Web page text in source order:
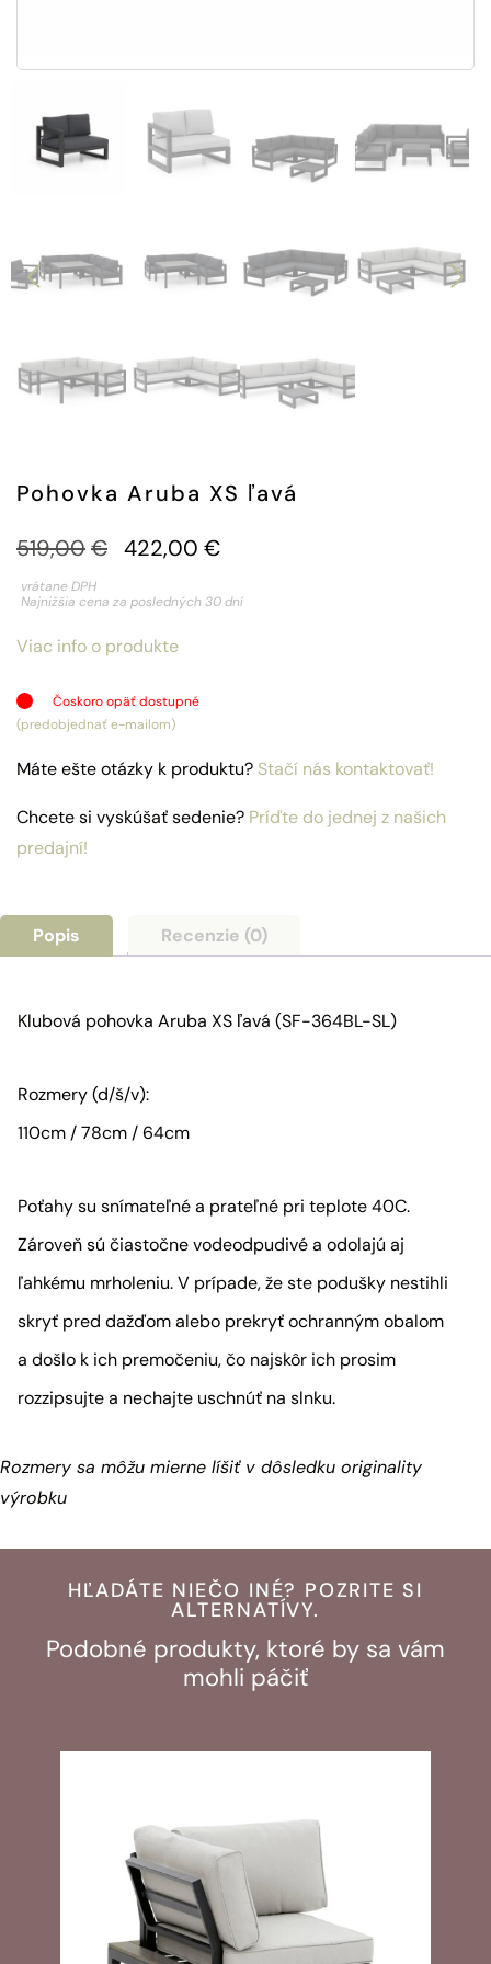
Pohovka Aruba XS ľavá
519,00€
Pôvodná
cena
422,00 €
Aktuálna
cena
422,00€.
vrátane DPH
Najnižšia cena za posledných 30 dní
Viac info o produkte
Čoskoro opäť dostupné
(predobjednať e-mailom)
Máte ešte otázky k produktu? Stačí nás kontaktovať!
Chcete si vyskúšať sedenie? Príďte do jednej z našich
predajní!
Popis Recenzie (0)
Klubová pohovka Aruba XS ľavá (SF-364BL-SL)
Rozmery (d/š/v):
110cm / 78cm / 64cm
Poťahy su snímateľné a prateľné pri teplote 40C.
Zároveň sú čiastočne vodeodpudivé a odolajú aj
ľahkému mrholeniu. V prípade, že ste podušky nestihli
skryť pred dažďom alebo prekryť ochranným obalom
a došlo k ich premočeniu, čo najskôr ich prosim
rozzipsujte a nechajte uschnúť na slnku.
Rozmery sa môžu mierne líšiť v dôsledku originality
výrobku
HĽADÁTE NIEČO INÉ? POZRITE SI
ALTERNATÍVY.
Podobné produkty, ktoré by sa vám
mohli páčiť